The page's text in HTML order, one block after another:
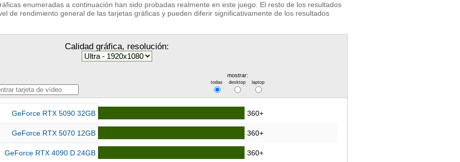
enumeradas a continuación han sido probadas realmente en este juego. El resto de los resultados
de rendimiento general de las tarjetas gráficas y pueden diferir significativamente de los resultados
Calidad gráfica, resolución:
mostrar:
todas desktop laptop
GeForce RTX 5090 32GB 360+
GeForce RTX 5070 12GB 360+
GeForce RTX 4090 D 24GB 360+